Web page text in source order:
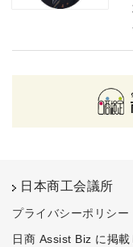
日本商工会議所
プライバシーポリシー
日商 Assist Biz に掲載